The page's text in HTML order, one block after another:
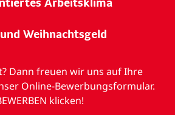
Weihnachtsgeld
Dann freuen wir uns auf Ihre
Online-Bewerbungsformular.
klicken!